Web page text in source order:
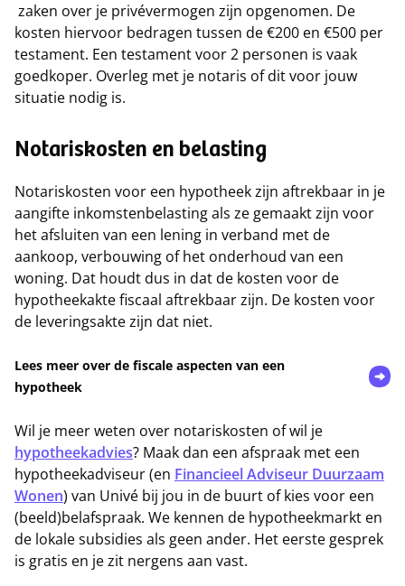
zaken over je privévermogen zijn opgenomen. De
kosten hiervoor bedragen tussen de €200 en €500 per
testament. Een testament voor 2 personen is vaak
goedkoper. Overleg met je notaris of dit voor jouw
situatie nodig is.
Notariskosten en belasting
Notariskosten voor een hypotheek zijn aftrekbaar in je
aangifte inkomstenbelasting als ze gemaakt zijn voor
het afsluiten van een lening in verband met de
aankoop, verbouwing of het onderhoud van een
woning. Dat houdt dus in dat de kosten voor de
hypotheekakte fiscaal aftrekbaar zijn. De kosten voor
de leveringsakte zijn dat niet.
Lees meer over de fiscale aspecten van een
hypotheek
Wil je meer weten over notariskosten of wil je
hypotheekadvies? Maak dan een afspraak met een
hypotheekadviseur (en Financieel Adviseur Duurzaam
Wonen) van Univé bij jou in de buurt of kies voor een
(beeld)belafspraak. We kennen de hypotheekmarkt en
de lokale subsidies als geen ander. Het eerste gesprek
is gratis en je zit nergens aan vast.